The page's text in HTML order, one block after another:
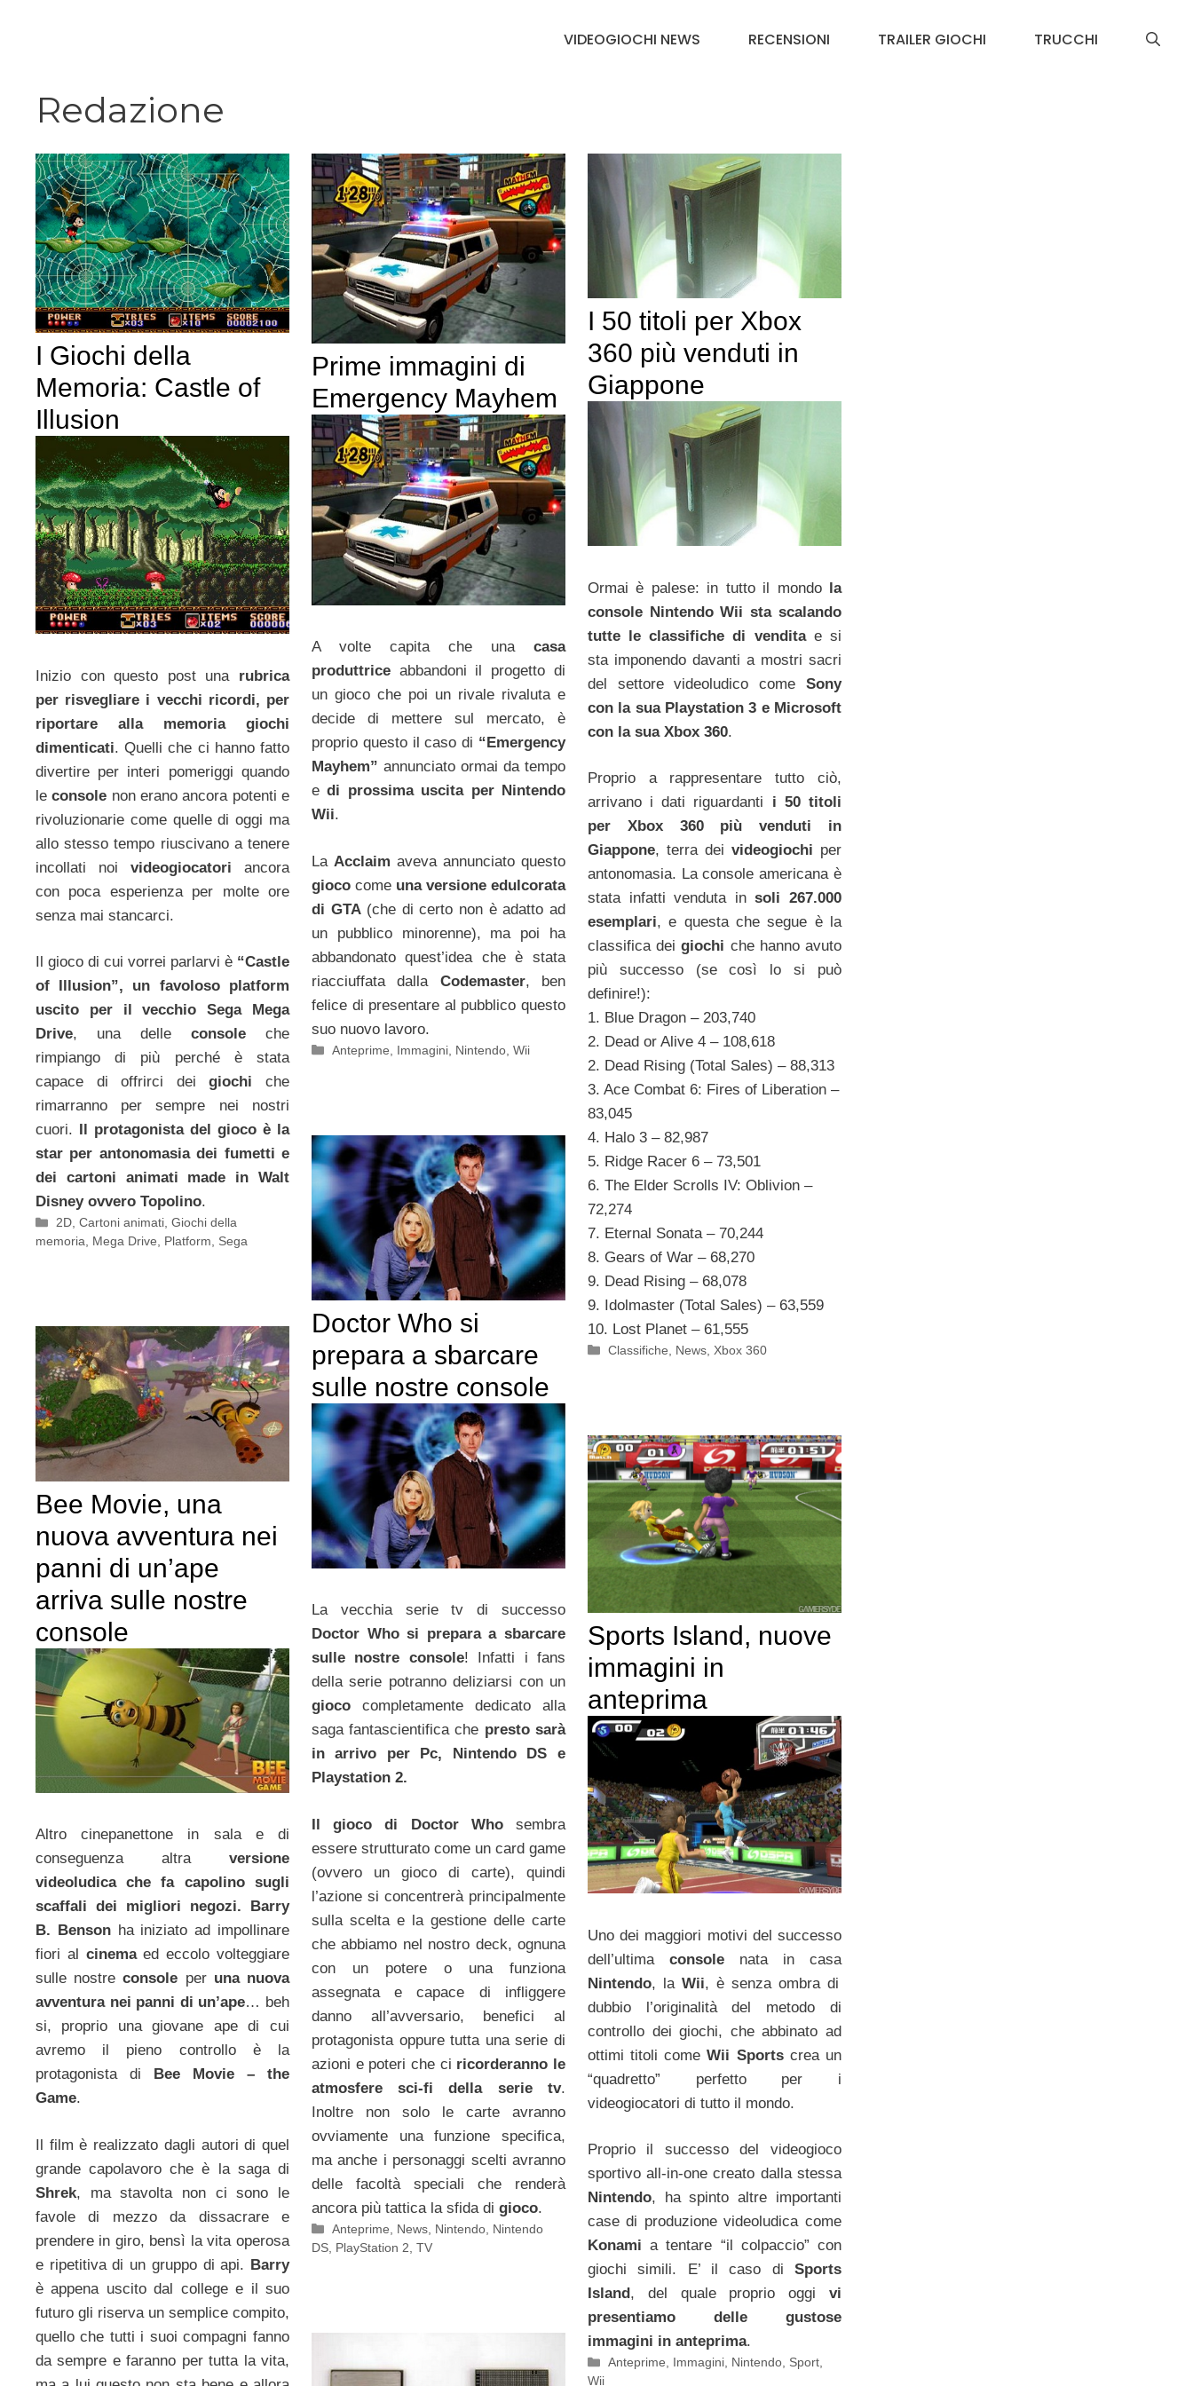
VIDEOGIOCHI NEWS RECENSIONI TRAILER GIOCHI TRUCCHI
Redazione
I Giochi della
Memoria: Castle of
Illusion
Inizio con questo post una rubrica
per risvegliare i vecchi ricordi, per
riportare alla memoria giochi
dimenticati. Quelli che ci hanno fatto
divertire per interi pomeriggi quando
leconsole non erano ancora potenti e
rivoluzionarie come quelle di oggi ma
allo stesso tempo riuscivano a tenere
incollati noi videogiocatori ancora
con poca esperienza per molte ore
senza mai stancarci.
Il gioco di cui vorrei parlarvi è “Castle
of Illusion”, un favoloso platform
uscito per il vecchio Sega Mega
Drive, una delle console che
rimpiango di più perché è stata
capace di offrirci deigiochi che
rimarranno per sempre nei nostri
cuori.
Il protagonista del gioco è la
star per antonomasia dei fumetti e
dei cartoni animati made in Walt
Disney ovvero Topolino.
Categorie
2D,Cartoni animati,Giochi della
memoria, Mega Drive, Platform, Sega
Prime immagini di
Emergency Mayhem
A volte capita che una casa
produttriceabbandoni il progetto di
un gioco che poi un rivale rivaluta e
decide di mettere sul mercato, è
proprio questo il caso di “Emergency
Mayhem” annunciato ormai da tempo
edi prossima uscita per Nintendo
Wii.
La Acclaim aveva annunciato questo
giococome una versione edulcorata
di GTA(che di certo non è adatto ad
un pubblico minorenne), ma poi ha
abbandonato quest’idea che è stata
riacciuffata dalla Codemaster, ben
felice di presentare al pubblico questo
suo nuovo lavoro.
Categorie
Anteprime Immagini Nintendo ,Wii
I 50 titoli per Xbox
360 più venduti in
Giappone
Ormai è palese: in tutto il mondo la
console Nintendo Wii sta scalando
tutte le classifiche di venditae si
sta imponendo davanti a mostri sacri
del settore videoludico come Sony
con la sua Playstation 3 e Microsoft
con la sua Xbox 360.
Proprio a rappresentare tutto ciò,
arrivano i dati riguardanti i 50 titoli
per Xbox 360 più venduti in
Giappone, terra dei videogiochi per
antonomasia. La console americana è
stata infatti venduta insoli 267.000
esemplari, e questa che segue è la
classifica deigiochi che hanno avuto
più successo (se così lo si può
definire!):
1. Blue Dragon – 203,740
2. Dead or Alive 4 – 108,618
2. Dead Rising (Total Sales) – 88,313
3. Ace Combat 6: Fires of Liberation –
83,045
4. Halo 3 – 82,987
5. Ridge Racer 6 – 73,501
6. The Elder Scrolls IV: Oblivion –
72,274
7. Eternal Sonata – 70,244
8. Gears of War – 68,270
9. Dead Rising – 68,078
9. Idolmaster (Total Sales) – 63,559
10. Lost Planet – 61,555
Categorie
Classifiche News Xbox 360
Doctor Who si
prepara a sbarcare
sulle nostre console
La vecchia serie tv di successo
Doctor Who si prepara a sbarcare
sulle nostre console! Infatti i fans
della serie potranno deliziarsi con un
giococompletamente dedicato alla
saga fantascientifica che presto sarà
in arrivo per Pc, Nintendo DS e
Playstation 2.
Il gioco di Doctor Whosembra
essere strutturato come un card game
(ovvero un gioco di carte), quindi
l’azione si concentrerà principalmente
sulla scelta e la gestione delle carte
che abbiamo nel nostro deck, ognuna
con un potere o una funziona
assegnata e capace di infliggere
danno all’avversario, benefici al
protagonista oppure tutta una serie di
azioni e poteri che ci ricorderanno le
atmosfere sci-fi della serie tv.
Inoltre non solo le carte avranno
ovviamente una funzione specifica,
ma anche i personaggi scelti avranno
delle facoltà speciali che renderà
ancora più tattica la sfida di gioco.
Categorie
Anteprime News Nintendo Nintendo
DS, PlayStation 2 TV
Bee Movie, una
nuova avventura nei
panni di un’ape
arriva sulle nostre
console
Altro cinepanettone in sala e di
conseguenza altra versione
videoludica che fa capolino sugli
scaffali dei migliori negozi.
Barry
B. Benson ha iniziato ad impollinare
fiori al cinemaed eccolo volteggiare
sulle nostreconsole per una nuova
avventura nei panni di un’ape… beh
si, proprio una giovane ape di cui
avremo il pieno controllo è la
protagonista di
Bee Movie – the
Game.
Il film è realizzato dagli autori di quel
grande capolavoro che è la saga di
Shrek, ma stavolta non ci sono le
favole di mezzo da dissacrare e
prendere in giro, bensì la vita operosa
e ripetitiva di un gruppo di api. Barry
è appena uscito dal college e il suo
futuro gli riserva un semplice compito,
quello che tutti i suoi compagni fanno
da sempre e faranno per tutta la vita,
Sports Island, nuove
immagini in
anteprima
Uno dei maggiori motivi del successo
dell’ultima consolenata in casa
Nintendo, la Wii, è senza ombra di
dubbio l’originalità del metodo di
controllo dei giochi, che abbinato ad
ottimi titoli comeWii Sportscrea un
“quadretto” perfetto per i
videogiocatori di tutto il mondo.
Proprio il successo del videogioco
sportivo all-in-one creato dalla stessa
Nintendo, ha spinto altre importanti
case di produzione videoludica come
Konami a tentare “il colpaccio” con
giochi simili. E’ il caso di Sports
Island , del quale proprio oggi vi
presentiamo delle gustose
immagini in anteprima.
Categorie
Anteprime, Immagini, Nintendo, Sport,
Wii